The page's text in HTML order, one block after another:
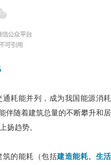
耗能并列，成为我国能源消耗
伴随着建筑总量的不断攀升和居
扬趋势。
筑的能耗（包括建造能耗、生活